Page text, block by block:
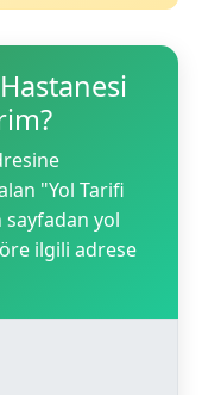
"Yol Tarifi
sayfadan yol
ilgili adrese